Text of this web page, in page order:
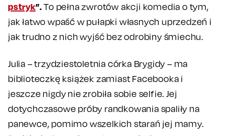
pstryk”.To pełna zwrotów akcji komedia o tym,
jak łatwo wpaść w pułapki własnych uprzedzeń i
jak trudno z nich wyjść bez odrobiny śmiechu.
Julia – trzydziestoletnia córka Brygidy – ma
biblioteczkę książek zamiast Facebooka i
jeszcze nigdy nie zrobiła sobie selfie. Jej
dotychczasowe próby randkowania spaliły na
panewce, pomimo wszelkich starań jej mamy.